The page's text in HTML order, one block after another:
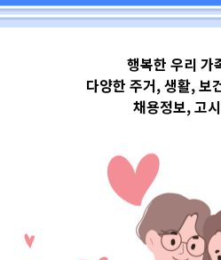
경기도
Top 3 및
식 –
행복한 우리 가
다양한 주거, 생활, 보
채용정보, 고